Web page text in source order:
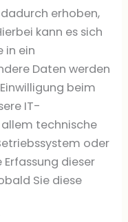
erhoben,
kann es sich
in ein
Daten werden
beim
IT-
allem technische
oder
dieser
Sie diese